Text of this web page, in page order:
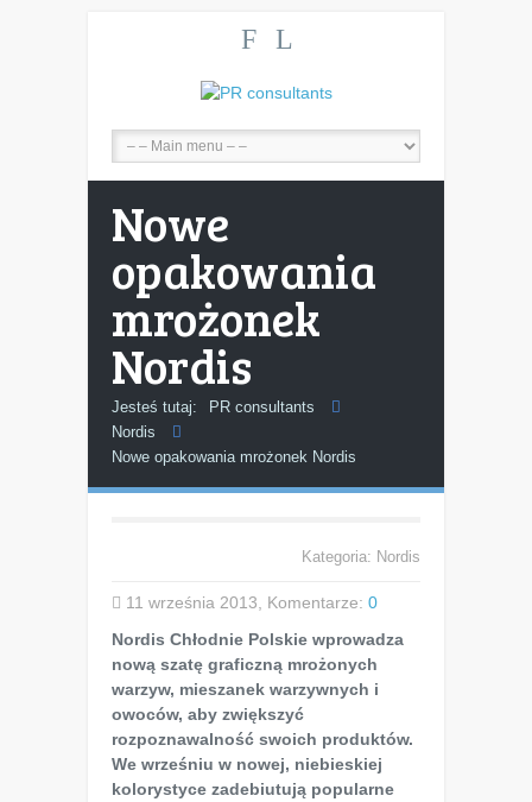
F L
Nowe
opakowania
mrożonek
Nordis
Jesteś tutaj:
PR consultants
Nordis
Nowe opakowania mrożonek Nordis
Kategoria: Nordis
11 września 2013, Komentarze: 0
Nordis Chłodnie Polskie wprowadza
nową szatę graficzną mrożonych
warzyw, mieszanek warzywnych i
owoców, aby zwiększyć
rozpoznawalność swoich produktów.
We wrześniu w nowej, niebieskiej
kolorystyce zadebiutują popularne